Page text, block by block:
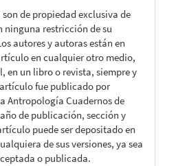
de propiedad exclusiva de
ninguna restricción de su
autores y autoras están en
en cualquier otro medio,
un libro o revista, siempre y
fue publicado por
Antropología Cuadernos de
de publicación, sección y
puede ser depositado en
de sus versiones, ya sea
o publicada.